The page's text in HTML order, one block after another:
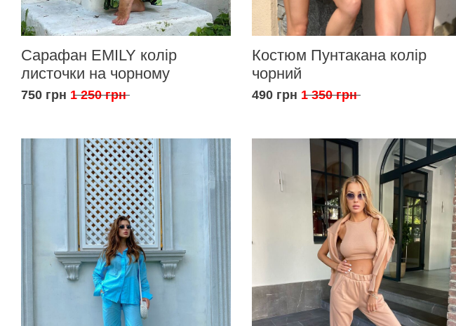
Сарафан EMILY колір
листочки на чорному
750 грн 1 250 грн
Костюм Пунтакана колір
чорний
490 грн 1 350 грн